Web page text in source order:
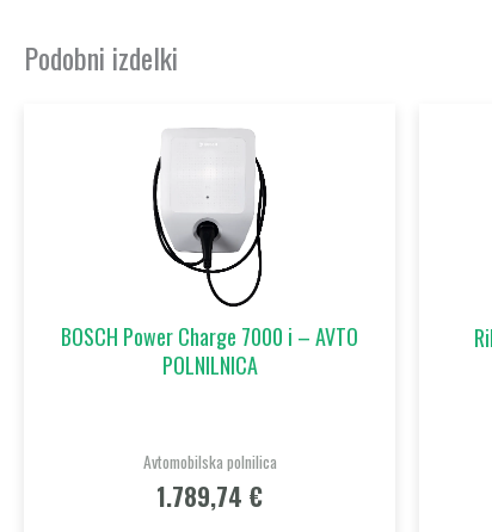
Podobni izdelki
BOSCH Power Charge 7000 i – AVTO
POLNILNICA
Avtomobilska polnilica
1.789,74 €